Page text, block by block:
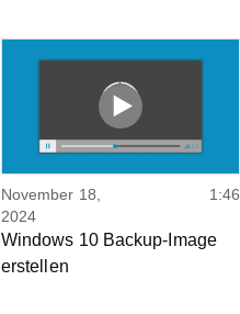
November 18,
2024
1:46
Windows 10 Backup-Image
erstellen